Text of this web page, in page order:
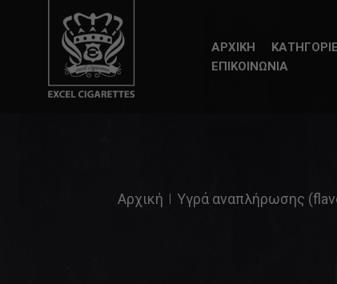
ΑΡΧΙΚΗ
ΕΠΙΚΟΙΝΩΝΙΑ
Αρχική Υγρά αναπλήρωσης